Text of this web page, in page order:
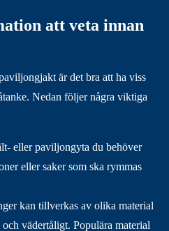
att veta innan
är det bra att ha viss
Nedan följer några viktiga
eller paviljongyta du behöver
eller saker som ska rymmas
kan tillverkas av olika material
vädertåligt. Populära material